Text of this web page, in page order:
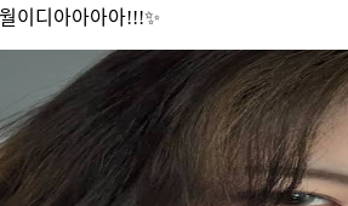
이디아아아아!!!✨